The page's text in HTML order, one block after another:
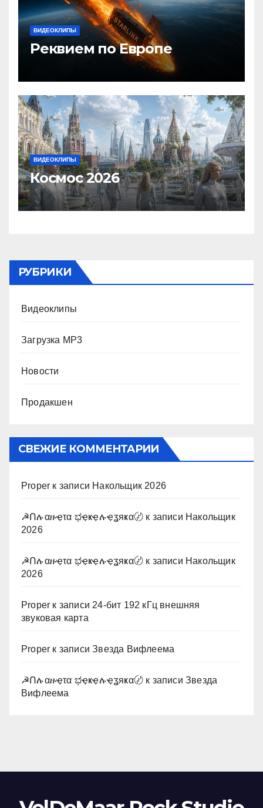
ВИДЕОКЛИПЫ
Реквием по Европе
ВИДЕОКЛИПЫ
Космос 2026
РУБРИКИ
Видеоклипы
Загрузка MP3
Новости
Продакшен
СВЕЖИЕ КОММЕНТАРИИ
Proper к записи Накольщик 2026
☭Ոሉαዙҿτα ಭҿҝҿሉҿʓяҝα〄 к записи Накольщик
2026
☭Ոሉαዙҿτα ಭҿҝҿሉҿʓяҝα〄 к записи Накольщик
2026
Proper к записи 24-бит 192 кГц внешняя
звуковая карта
Proper к записиЗвезда Вифлеема
☭Ոሉαዙҿτα ಭҿҝҿሉҿʓяҝα〄 к записи Звезда
Вифлеема